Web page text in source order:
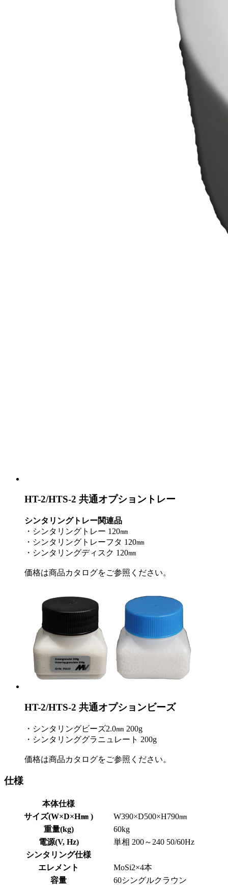
HT-2/HTS-2 共通オプショントレー
シンタリングトレー関連品
・シンタリングトレー 120㎜
・シンタリングトレーフタ 120㎜
・シンタリングディスク 120㎜
価格は商品カタログをご参照ください。
HT-2/HTS-2 共通オプションビーズ
・シンタリングビーズ2.0㎜ 200g
・シンタリンググラニュレート 200g
価格は商品カタログをご参照ください。
仕様
本体仕様
サイズ(W×D×H㎜ )
W390×D500×H790㎜
重量(kg)
60kg
電源(V, Hz)
単相 200～240 50/60Hz
シンタリング仕様
エレメント
MoSi2×4本
容量
60シングルクラウン